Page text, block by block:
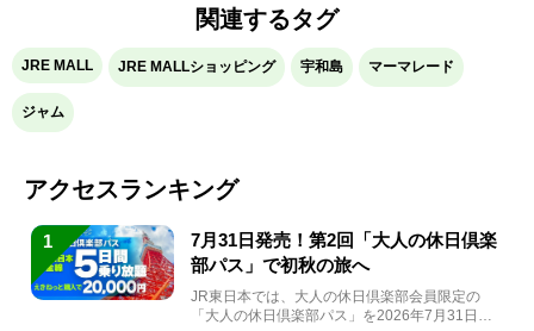
関連するタグ
JRE MALL JRE MALLショッピング 宇和島 マーマレード
ジャム
アクセスランキング
1
7月31日発売！第2回「大人の休日倶楽
部パス」で初秋の旅へ
JR東日本では、大人の休日倶楽部会員限定の
「大人の休日倶楽部パス」を2026年7月31日